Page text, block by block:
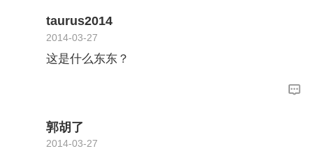
taurus2014
2014-03-27
这是什么东东？
郭胡了
2014-03-27